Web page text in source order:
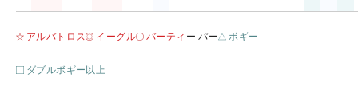
アルバトロス イーグル バーティ ー パー ボギー
ダブルボギー以上